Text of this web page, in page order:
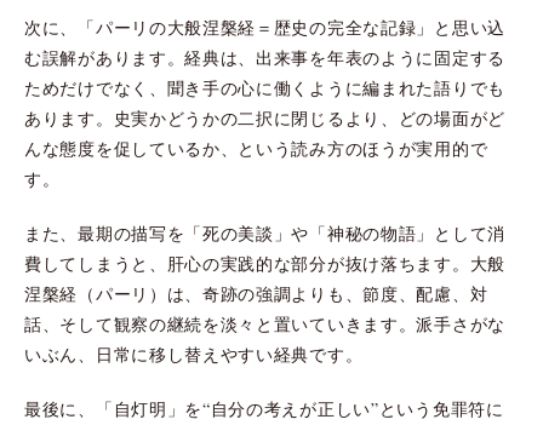
次に、「パーリの大般涅槃経＝歴史の完全な記録」と思い込
む誤解があります。経典は、出来事を年表のように固定する
ためだけでなく、聞き手の心に働くように編まれた語りでも
あります。史実かどうかの二択に閉じるより、どの場面がど
んな態度を促しているか、という読み方のほうが実用的で
す。
また、最期の描写を「死の美談」や「神秘の物語」として消
費してしまうと、肝心の実践的な部分が抜け落ちます。大般
涅槃経（パーリ）は、奇跡の強調よりも、節度、配慮、対
話、そして観察の継続を淡々と置いていきます。派手さがな
いぶん、日常に移し替えやすい経典です。
最後に、「自灯明」を“自分の考えが正しい”という免罪符に